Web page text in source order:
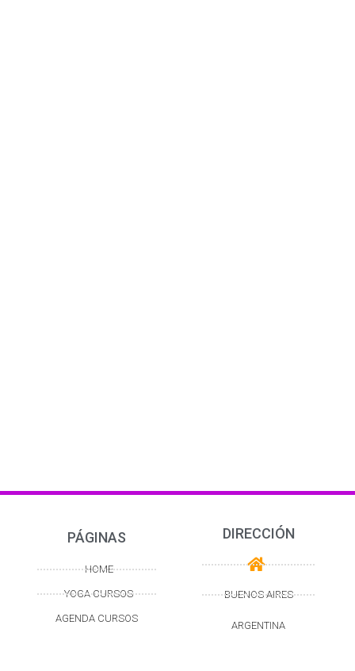
PÁGINAS
HOME
YOGA CURSOS
AGENDA CURSOS
DIRECCIÓN
BUENOS AIRES
ARGENTINA